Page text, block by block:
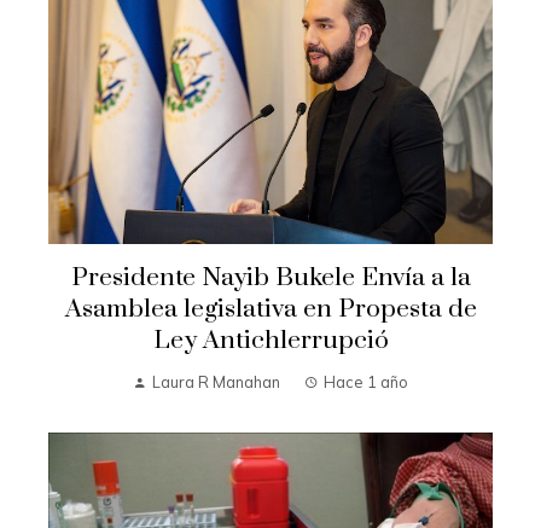
Presidente Nayib Bukele Envía a la
Asamblea legislativa en Propesta de
Ley Antichlerrupció
Laura R Manahan Hace 1 año